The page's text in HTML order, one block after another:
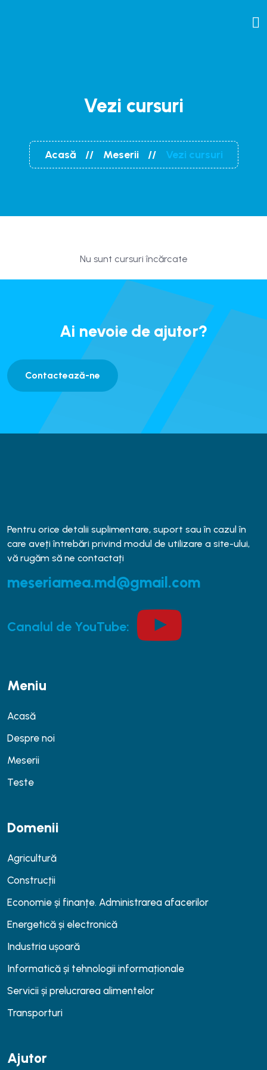
Vezi cursuri
Acasă Meserii Vezi cursuri
Nu sunt cursuri încărcate
Ai nevoie de ajutor?
Contactează-ne
Pentru orice detalii suplimentare, suport sau în cazul în
care aveți întrebări privind modul de utilizare a site-ului,
vă rugăm să ne contactați
meseriamea.md@gmail.com
Canalul de YouTube:
Meniu
Acasă
Despre noi
Meserii
Teste
Domenii
Agricultură
Construcții
Economie și finanțe. Administrarea afacerilor
Energetică și electronică
Industria ușoară
Informatică și tehnologii informaționale
Servicii și prelucrarea alimentelor
Transporturi
Ajutor